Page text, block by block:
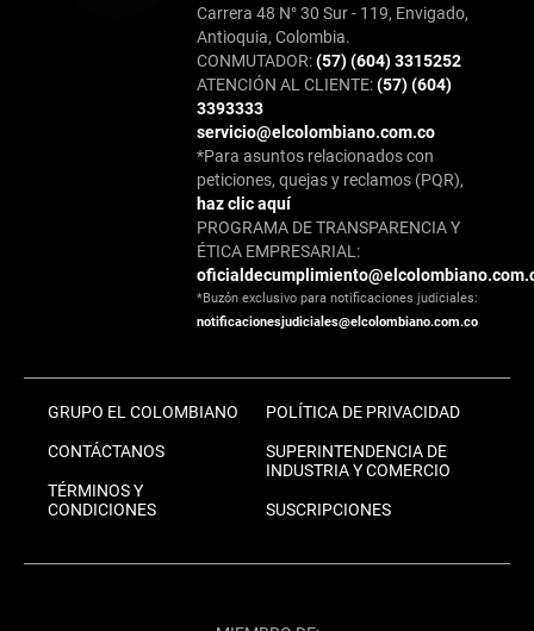
Carrera 48 N° 30 Sur - 119, Envigado,
Antioquia, Colombia.
CONMUTADOR:(57) (604) 3315252
ATENCIÓN AL CLIENTE:(57) (604)
3393333
servicio@elcolombiano.com.co
*Para asuntos relacionados con
peticiones, quejas y reclamos (PQR),
haz clic aquí
PROGRAMA DE TRANSPARENCIA Y
ÉTICA EMPRESARIAL:
*Buzón exclusivo para notificaciones judiciales:
notificacionesjudiciales@elcolombiano.com.co
GRUPO EL COLOMBIANO
CONTÁCTANOS
TÉRMINOS Y
CONDICIONES
POLÍTICA DE PRIVACIDAD
SUPERINTENDENCIA DE
INDUSTRIA Y COMERCIO
SUSCRIPCIONES